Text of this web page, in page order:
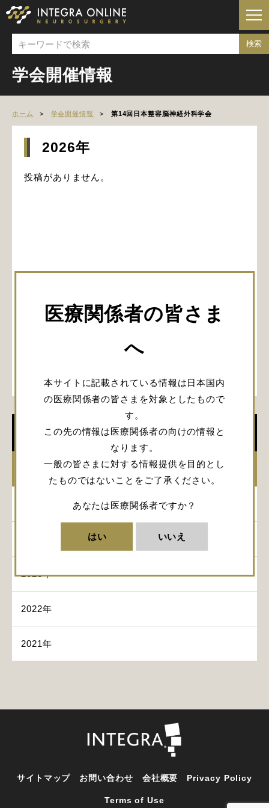
医療関係者の皆さま
へ
本サイトに記載されている情報は日本国内
の医療関係者の皆さまを対象としたもので
す。
この先の情報は医療関係者の向けの情報と
なります。
一般の皆さまに対する情報提供を目的とし
たものではないことをご了承ください。
あなたは医療関係者ですか？
はい いいえ
学会開催情報
ホーム 学会開催情報 第14回日本整容脳神経外科学会
学会開催情報
2023年
2022年
2021年
2026年
投稿がありません。
サイトマップ お問い合わせ 会社概要 Privacy Policy
Terms of Use